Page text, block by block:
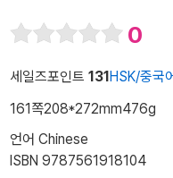
0
세일즈포인트 131 HSK/중국
161쪽208*272mm476g
언어 Chinese
ISBN 9787561918104